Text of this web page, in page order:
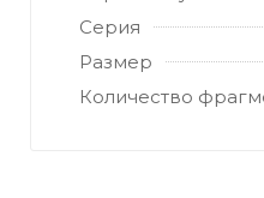
Серия
Размер
Количество